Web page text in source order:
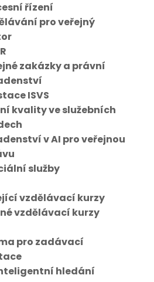
řízení
pro veřejný
zakázky a právní
ISVS
kvality ve služebních
v AI pro veřejnou
služby
vzdělávací kurzy
vzdělávací kurzy
pro zadávací
hledání